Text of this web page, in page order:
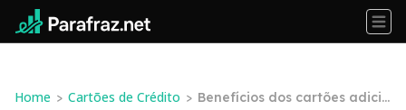
Home > Cartões de Crédito > Benefícios dos cartões adicio